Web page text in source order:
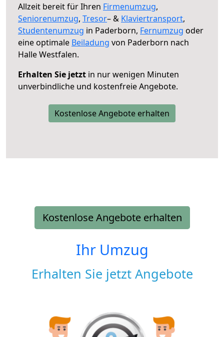
Allzeit bereit für Ihren Firmenumzug,
Seniorenumzug, Tresor– & Klaviertransport,
Studentenumzug in Paderborn, Fernumzug oder
eine optimale Beiladung von Paderborn nach
Halle Westfalen.
Erhalten Sie jetzt in nur wenigen Minuten
unverbindliche und kostenfreie Angebote.
Kostenlose Angebote erhalten
Kostenlose Angebote erhalten
Ihr Umzug
Erhalten Sie jetzt Angebote